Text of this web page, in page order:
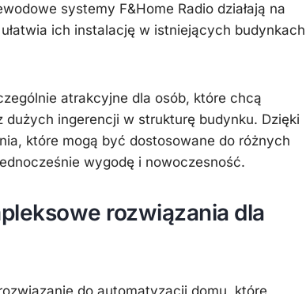
systemy F&Home Radio działają na
ich instalację w istniejących budynkach
atrakcyjne dla osób, które chcą
ingerencji w strukturę budynku. Dzięki
które mogą być dostosowane do różnych
wygodę i nowoczesność.
rozwiązania dla
do automatyzacji domu, które